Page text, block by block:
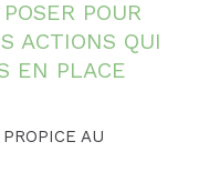
POUR
ACTIONS QUI
EN PLACE
AU